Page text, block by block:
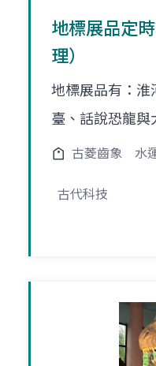
地標展品定
理）
地標展品有：淮
臺、話說恐龍與
古菱齒象 水
古代科技